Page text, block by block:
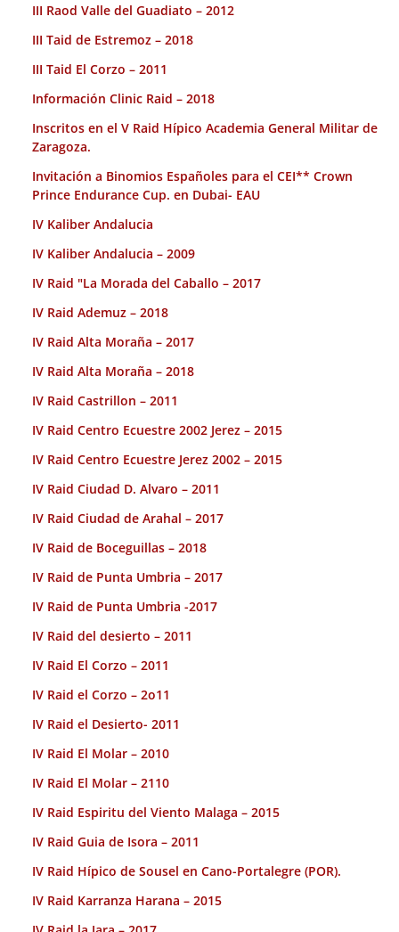
III Raod Valle del Guadiato – 2012
III Taid de Estremoz – 2018
III Taid El Corzo – 2011
Información Clinic Raid – 2018
Inscritos en el V Raid Hípico Academia General Militar de
Zaragoza.
Invitación a Binomios Españoles para el CEI** Crown
Prince Endurance Cup. en Dubai- EAU
IV Kaliber Andalucia
IV Kaliber Andalucia – 2009
IV Raid "La Morada del Caballo – 2017
IV Raid Ademuz – 2018
IV Raid Alta Moraña – 2017
IV Raid Alta Moraña – 2018
IV Raid Castrillon – 2011
IV Raid Centro Ecuestre 2002 Jerez – 2015
IV Raid Centro Ecuestre Jerez 2002 – 2015
IV Raid Ciudad D. Alvaro – 2011
IV Raid Ciudad de Arahal – 2017
IV Raid de Boceguillas – 2018
IV Raid de Punta Umbria – 2017
IV Raid de Punta Umbria -2017
IV Raid del desierto – 2011
IV Raid El Corzo – 2011
IV Raid el Corzo – 2o11
IV Raid el Desierto- 2011
IV Raid El Molar – 2010
IV Raid El Molar – 2110
IV Raid Espiritu del Viento Malaga – 2015
IV Raid Guia de Isora – 2011
IV Raid Hípico de Sousel en Cano-Portalegre (POR).
IV Raid Karranza Harana – 2015